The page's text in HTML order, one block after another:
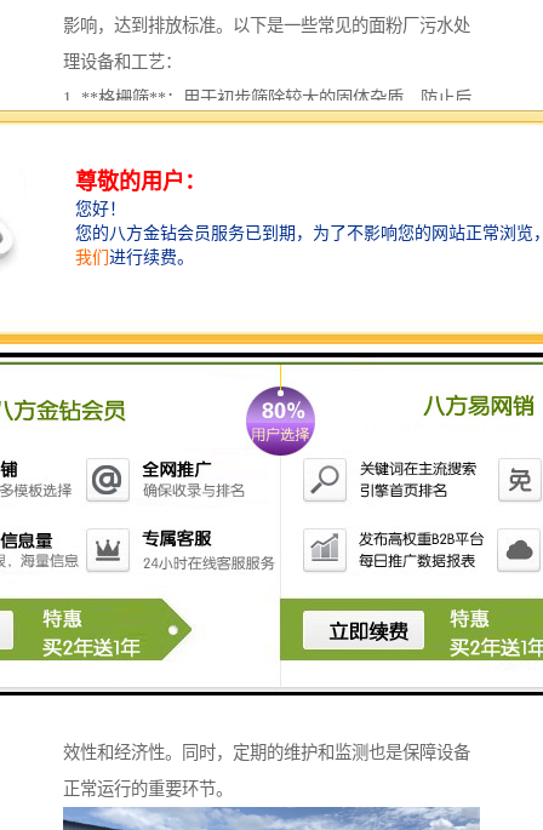
影响，达到排放标准。以下是一些常见的面粉厂污水处
理设备和工艺：
1. **格栅筛**：用于初步筛除较大的固体杂质，防止后
2. **沉砂池**：通过重力沉降去除水中的砂粒和较大颗
粒的悬浮物。
3. **调节池**：对进水水量和水质进行调节，确保后续
器(SBR)等，以降解废水中的有机物。
5. **沉淀池**：用于分离和沉降处理后产生的污泥与清
水，污泥可以进行后续的处理或干化。
6. **过滤设备**：如多介质过滤器，进一步去除水中的
悬浮物。
7. **消毒设备**：如紫外线消毒器或加氯消毒器，用于
灭活水中的病原菌，确保出水水质。
8. **污泥处理设备**：如污泥浓缩机和脱水机，用于处
理沉淀池中的污泥。
效性和经济性。同时，定期的维护和监测也是保障设备
正常运行的重要环节。